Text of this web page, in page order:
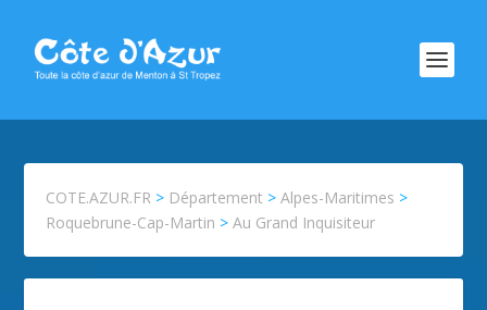
COTE.AZUR.FR > Département >Alpes-Maritimes >
Roquebrune-Cap-Martin >Au Grand Inquisiteur